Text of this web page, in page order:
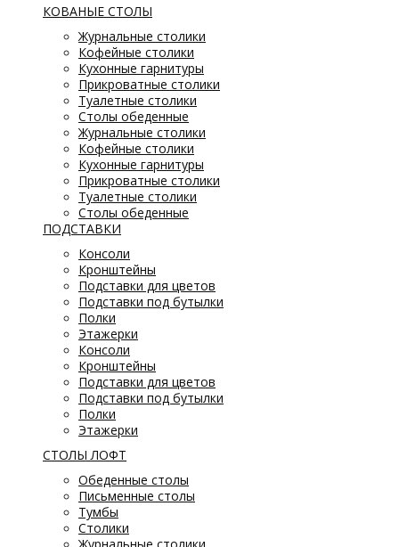
КОВАНЫЕ СТОЛЫ
Журнальные столики
Кофейные столики
Кухонные гарнитуры
Прикроватные столики
Туалетные столики
Столы обеденные
Журнальные столики
Кофейные столики
Кухонные гарнитуры
Прикроватные столики
Туалетные столики
Столы обеденные
ПОДСТАВКИ
Консоли
Кронштейны
Подставки для цветов
Подставки под бутылки
Полки
Этажерки
Консоли
Кронштейны
Подставки для цветов
Подставки под бутылки
Полки
Этажерки
СТОЛЫ ЛОФТ
Обеденные столы
Письменные столы
Тумбы
Столики